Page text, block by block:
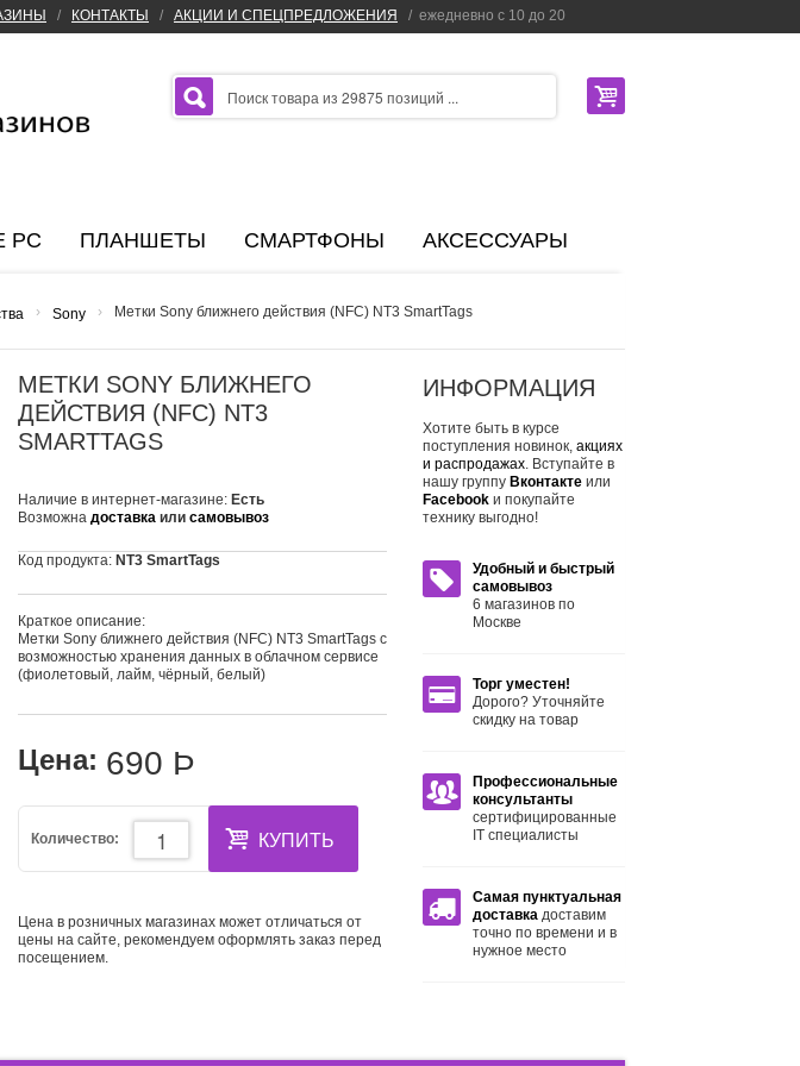
/ КОНТАКТЫ / АКЦИИ И СПЕЦПРЕДЛОЖЕНИЯ / ежедневно с 10 до 20
ПЛАНШЕТЫ СМАРТФОНЫ АКСЕССУАРЫ
› Sony › Метки Sony ближнего действия (NFC) NT3 SmartTags
ИНФОРМАЦИЯ
Хотите быть в курсе
поступления новинок, акциях
и распродажах. Вступайте в
нашу группу Вконтакте или
Facebook и покупайте
технику выгодно!
Удобный и быстрый
самовывоз
6 магазинов по
Москве
Торг уместен!
Дорого? Уточняйте
скидку на товар
Профессиональные
консультанты
сертифицированные
IT специалисты
Самая пунктуальная
доставка доставим
точно по времени и в
нужное место
МЕТКИ SONY БЛИЖНЕГО
ДЕЙСТВИЯ (NFC) NT3
SMARTTAGS
Наличие в интернет-магазине: Есть
Возможна доставка или самовывоз
Код продукта: NT3 SmartTags
Краткое описание:
Метки Sony ближнего действия (NFC) NT3 SmartTags с
возможностью хранения данных в облачном сервисе
(фиолетовый, лайм, чёрный, белый)
Цена: 690 Þ
Количество: КУПИТЬ
Цена в розничных магазинах может отличаться от
цены на сайте, рекомендуем оформлять заказ перед
посещением.